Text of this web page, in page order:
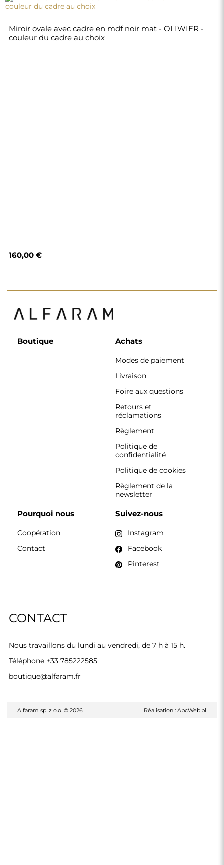
Miroir ovale avec cadre en mdf noir mat - OLIWIER -
couleur du cadre au choix
160,00 €
CONTACT
Nous travaillons du lundi au vendredi, de 7 h à 15 h.
Téléphone +33 785222585
boutique@alfaram.fr
Boutique Achats
Modes de paiement
Livraison
Foire aux questions
Retours et
réclamations
Règlement
Politique de
confidentialité
Politique de cookies
Règlement de la
newsletter
Pourquoi nous
Coopération
Contact
Suivez-nous
Instagram
Facebook
Pinterest
Alfaram sp. z o.o. © 2026 Réalisation : AbcWeb.pl